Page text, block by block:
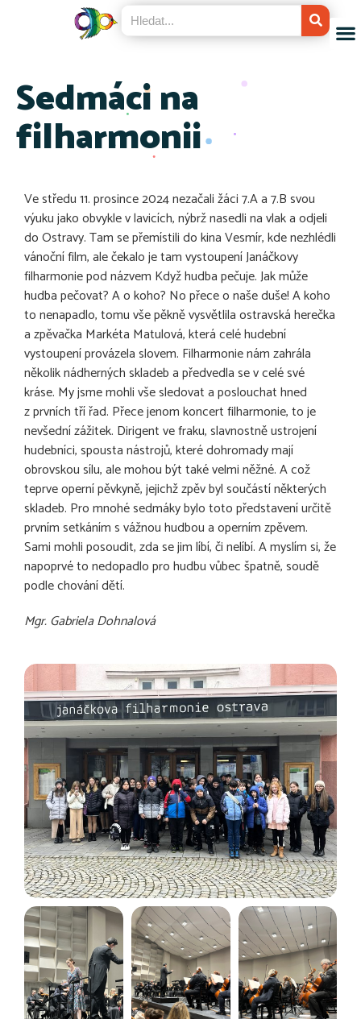
Sedmáci na
filharmonii
Ve středu 11. prosince 2024 nezačali žáci 7.A a 7.B svou
výuku jako obvykle v lavicích, nýbrž nasedli na vlak a odjeli
do Ostravy. Tam se přemístili do kina Vesmír, kde nezhlédli
vánoční film, ale čekalo je tam vystoupení Janáčkovy
filharmonie pod názvem Když hudba pečuje. Jak může
hudba pečovat? A o koho? No přece o naše duše! A koho
to nenapadlo, tomu vše pěkně vysvětlila ostravská herečka
a zpěvačka Markéta Matulová, která celé hudební
vystoupení provázela slovem. Filharmonie nám zahrála
několik nádherných skladeb a předvedla se v celé své
kráse. My jsme mohli vše sledovat a poslouchat hned
z prvních tří řad. Přece jenom koncert filharmonie, to je
nevšední zážitek. Dirigent ve fraku, slavnostně ustrojení
hudebníci, spousta nástrojů, které dohromady mají
obrovskou sílu, ale mohou být také velmi něžné. A což
teprve operní pěvkyně, jejichž zpěv byl součástí některých
skladeb. Pro mnohé sedmáky bylo toto představení určitě
prvním setkáním s vážnou hudbou a operním zpěvem.
Sami mohli posoudit, zda se jim líbí, či nelíbí. A myslím si, že
napoprvé to nedopadlo pro hudbu vůbec špatně, soudě
podle chování dětí.
Mgr. Gabriela Dohnalová